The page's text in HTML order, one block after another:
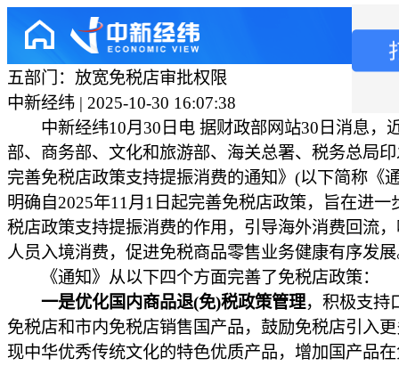
五部门：放宽免税店审批权限
中新经纬 | 2025-10-30 16:07:38
中新经纬10月30日电 据财政部网站30日消息，
部、商务部、文化和旅游部、海关总署、税务总局
完善免税店政策支持提振消费的通知》(以下简称《
明确自2025年11月1日起完善免税店政策，旨在进一
税店政策支持提振消费的作用，引导海外消费回流
人员入境消费，促进免税商品零售业务健康有序发
《通知》从以下四个方面完善了免税店政策：
一是优化国内商品退(免)税政策管理，积极支持
免税店和市内免税店销售国产品，鼓励免税店引入
现中华优秀传统文化的特色优质产品，增加国产品